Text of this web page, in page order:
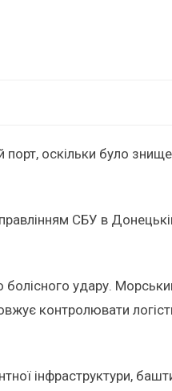
оскільки було
СБУ в
болісного удару.
контролювати
інфраструктури,